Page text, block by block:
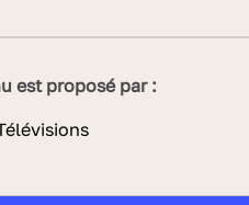
est proposé par :